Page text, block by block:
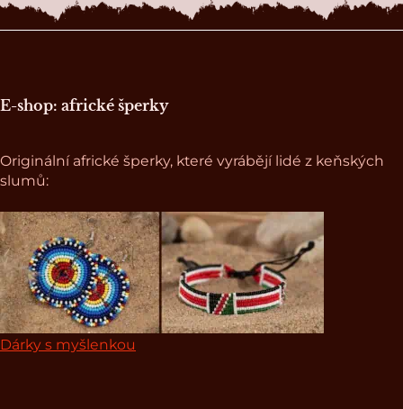
E-shop: africké šperky
Originální africké šperky, které vyrábějí lidé z keňských
slumů:
Dárky s myšlenkou